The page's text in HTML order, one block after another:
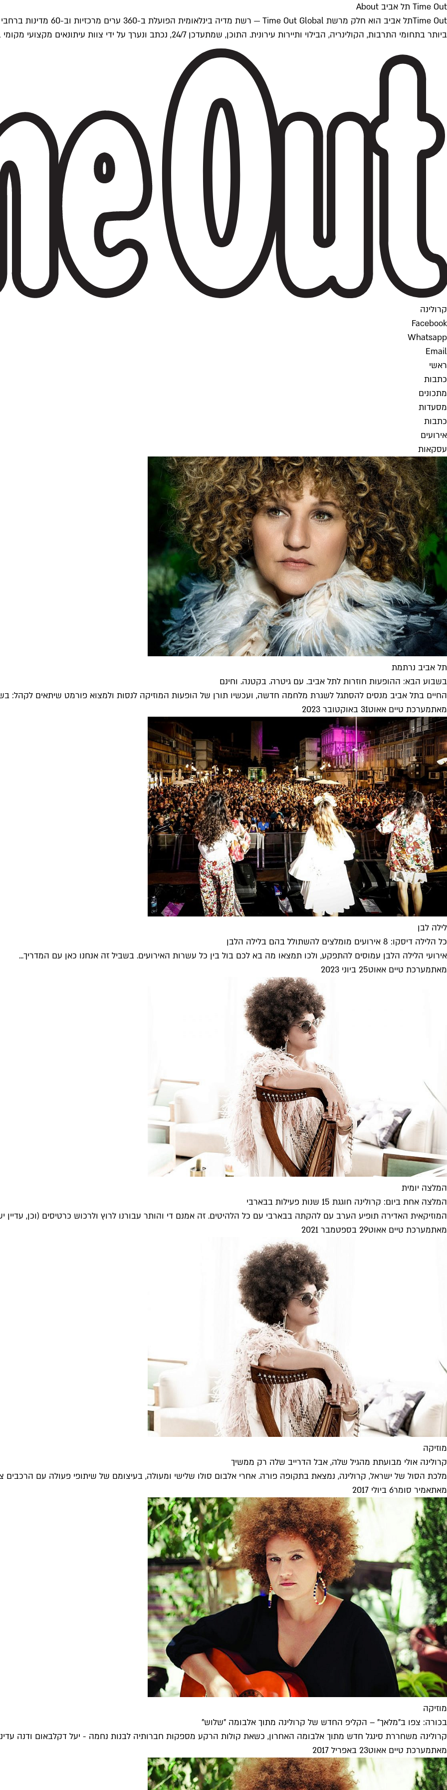
Time Out תל אביב About
ביותר בתחומי התרבות, הקולינריה, הבילוי ותיירות עירונית. התוכן, שמתעדכן 24/7, נכתב ונערך על ידי צוות עיתונאים מקצועי מקומי בישראל, בהתאם לסטנדרטים של Time Out העולמית.
קרולינה
Facebook
Whatsapp
Email
ראשי
כתבות
מתכונים
מסעדות
כתבות
אירועים
עסקאות
תל אביב נרתמת
בשבוע הבא: ההופעות חוזרות לתל אביב. עם גיטרה. בקטנה. וחינם
החיים בתל אביב מנסים להסתגל לשגרת מלחמה חדשה, ועכשיו תורן של הופעות המוזיקה לנסות ולמצוא פורמט שיתאים לקהל:
מאתמערכת טיים אאוט31 באוקטובר 2023
לילה לבן
כל הלילה דיסקו: 8 אירועים מומלצים להשתולל בהם בלילה הלבן
אירועי הלילה הלבן עמוסים להתפקע, ולכו תמצאו מה בא לכם בול בין כל עשרות האירועים. בשביל זה אנחנו כאן עם המדריך...
מאתמערכת טיים אאוט25 ביוני 2023
המלצה יומית
המלצה אחת ביום: קרולינה חוגגת 15 שנות פעילות בבארבי
המוזיקאית האדירה תופיע הערב עם להקתה בבארבי עם כל הלהיטים. זה אמנם די והותר עבורנו לרוץ ולרכוש כרטיסים (וכן, עדיין
מאתמערכת טיים אאוט29 בספטמבר 2021
מוזיקה
קרולינה אולי מבועתת מהגיל שלה, אבל הדרייב שלה רק ממשיך
מלכת הסול של ישראל, קרולינה, נמצאת בתקופה פורה. אחרי אלבום סולו שלישי ומעולה, בעיצומם של שיתופי פעולה עם הרכבים
מאתאמיר סומר6 ביולי 2017
מוזיקה
בכורה: צפו ב"מלאך" – הקליפ החדש של קרולינה מתוך אלבומה "שלוש"
קרולינה משחררת סינגל חדש מתוך אלבומה האחרון, כשאת קולות הרקע מספקות חברותיה לבנות נחמה - יעל דקלבאום ודנה
מאתמערכת טיים אאוט23 באפריל 2017